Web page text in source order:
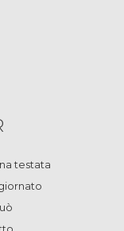
testata